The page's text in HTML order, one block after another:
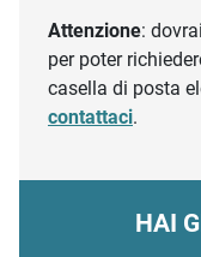
Attenzione:
per poter
casella di posta
contattaci.
HAI